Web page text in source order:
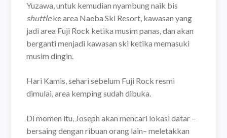
Yuzawa, untuk kemudian nyambung naik bis
shuttleke area Naeba Ski Resort, kawasan yang
jadi area Fuji Rock ketika musim panas, dan akan
berganti menjadi kawasan ski ketika memasuki
musim dingin.
Hari Kamis, sehari sebelum Fuji Rock resmi
dimulai, area kemping sudah dibuka.
Di momen itu, Joseph akan mencari lokasi datar –
bersaing dengan ribuan orang lain– meletakkan